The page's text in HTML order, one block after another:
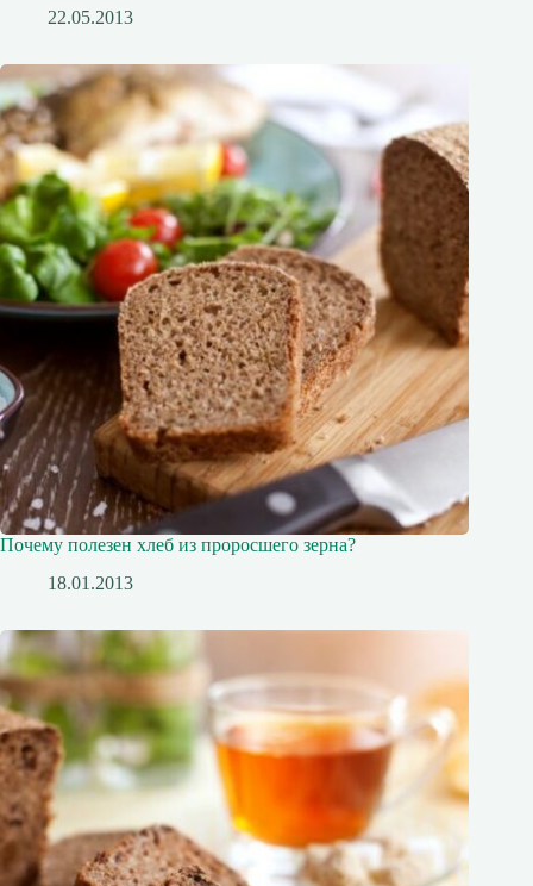
22.05.2013
Почему полезен хлеб из проросшего зерна?
18.01.2013